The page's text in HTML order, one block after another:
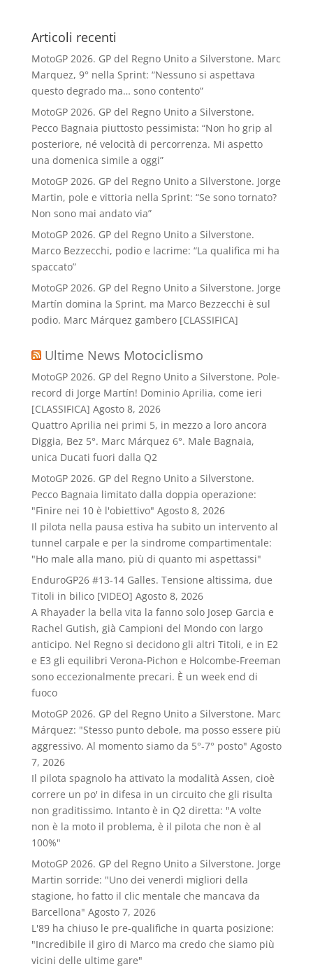
Articoli recenti
MotoGP 2026. GP del Regno Unito a Silverstone. Marc
Marquez, 9° nella Sprint: “Nessuno si aspettava
questo degrado ma… sono contento”
MotoGP 2026. GP del Regno Unito a Silverstone.
Pecco Bagnaia piuttosto pessimista: “Non ho grip al
posteriore, né velocità di percorrenza. Mi aspetto
una domenica simile a oggi”
MotoGP 2026. GP del Regno Unito a Silverstone. Jorge
Martin, pole e vittoria nella Sprint: “Se sono tornato?
Non sono mai andato via”
MotoGP 2026. GP del Regno Unito a Silverstone.
Marco Bezzecchi, podio e lacrime: “La qualifica mi ha
spaccato”
MotoGP 2026. GP del Regno Unito a Silverstone. Jorge
Martín domina la Sprint, ma Marco Bezzecchi è sul
podio. Marc Márquez gambero [CLASSIFICA]
Ultime News Motociclismo
MotoGP 2026. GP del Regno Unito a Silverstone. Pole-
record di Jorge Martín! Dominio Aprilia, come ieri
[CLASSIFICA] Agosto 8, 2026
Quattro Aprilia nei primi 5, in mezzo a loro ancora
Diggia, Bez 5°. Marc Márquez 6°. Male Bagnaia,
unica Ducati fuori dalla Q2
MotoGP 2026. GP del Regno Unito a Silverstone.
Pecco Bagnaia limitato dalla doppia operazione:
"Finire nei 10 è l'obiettivo" Agosto 8, 2026
Il pilota nella pausa estiva ha subito un intervento al
tunnel carpale e per la sindrome compartimentale:
"Ho male alla mano, più di quanto mi aspettassi"
EnduroGP26 #13-14 Galles. Tensione altissima, due
Titoli in bilico [VIDEO] Agosto 8, 2026
A Rhayader la bella vita la fanno solo Josep Garcia e
Rachel Gutish, già Campioni del Mondo con largo
anticipo. Nel Regno si decidono gli altri Titoli, e in E2
e E3 gli equilibri Verona-Pichon e Holcombe-Freeman
sono eccezionalmente precari. È un week end di
fuoco
MotoGP 2026. GP del Regno Unito a Silverstone. Marc
Márquez: "Stesso punto debole, ma posso essere più
aggressivo. Al momento siamo da 5°-7° posto" Agosto
7, 2026
Il pilota spagnolo ha attivato la modalità Assen, cioè
correre un po' in difesa in un circuito che gli risulta
non graditissimo. Intanto è in Q2 diretta: "A volte
non è la moto il problema, è il pilota che non è al
100%"
MotoGP 2026. GP del Regno Unito a Silverstone. Jorge
Martin sorride: "Uno dei venerdì migliori della
stagione, ho fatto il clic mentale che mancava da
Barcellona" Agosto 7, 2026
L'89 ha chiuso le pre-qualifiche in quarta posizione:
"Incredibile il giro di Marco ma credo che siamo più
vicini delle ultime gare"